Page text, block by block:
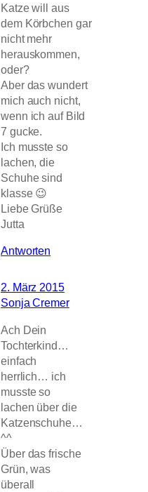
Katze will aus
dem Körbchen gar
nicht mehr
herauskommen,
oder?
Aber das wundert
mich auch nicht,
wenn ich auf Bild
7 gucke.
Ich musste so
lachen, die
Schuhe sind
klasse 😉
Liebe Grüße
Jutta
Antworten
2. März 2015
Sonja Cremer
Ach Dein
Tochterkind…
einfach
herrlich… ich
musste so
lachen über die
Katzenschuhe…
^^
Über das frische
Grün, was
überall